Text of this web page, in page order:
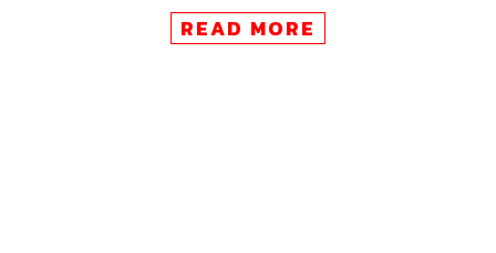
จักรีมหาปราสาท ในพระบรมมหาราชวัง นับเป็นการเริ่มต้น
การมีไฟฟ้าใช้ในประเทศไทยREAD MORE